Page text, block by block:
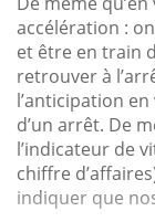
accélération :
et être en train
retrouver à
l’anticipation
d’un arrêt. De
l’indicateur de
chiffre
indiquer que